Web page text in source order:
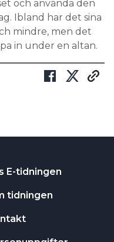
och använda den
Ibland har det sina
mindre, men det
in under en altan.
E-tidningen
tidningen